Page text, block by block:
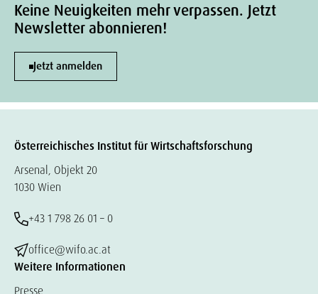
Keine Neuigkeiten mehr verpassen. Jetzt
Newsletter abonnieren!
Jetzt anmelden
Österreichisches Institut für Wirtschaftsforschung
Arsenal, Objekt 20
1030 Wien
+43 1 798 26 01 – 0
office@wifo.ac.at
Weitere Informationen
Presse